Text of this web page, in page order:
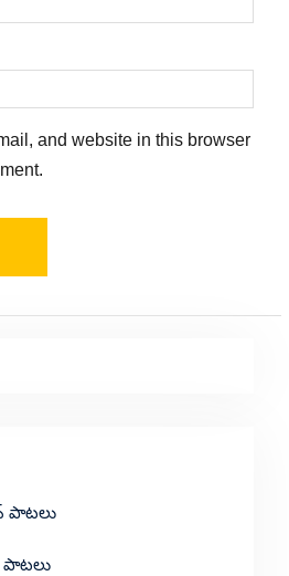
and website in this browser
పాటలు
పాటలు